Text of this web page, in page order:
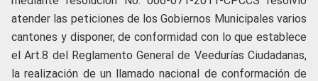
atender las peticiones de los Gobiernos Municipales varios
cantones y disponer, de conformidad con lo que establece
el Art.8 del Reglamento General de Veedurías Ciudadanas,
la realización de un llamado nacional de conformación de